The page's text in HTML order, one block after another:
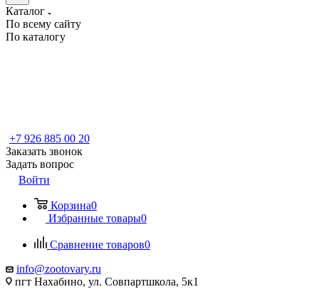
Каталог
По всему сайту
По каталогу
+7 926 885 00 20
Заказать звонок
Задать вопрос
Войти
Корзина0
Избранные товары0
Сравнение товаров0
info@zootovary.ru
пгт Нахабино, ул. Совпартшкола, 5к1